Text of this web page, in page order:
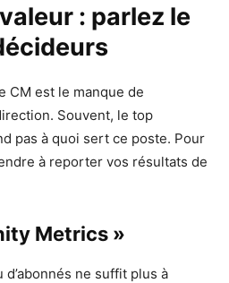
: parlez le
CM est le manque de
Souvent, le top
pas à quoi sert ce poste. Pour
à reporter vos résultats de
Metrics »
ne suffit plus à